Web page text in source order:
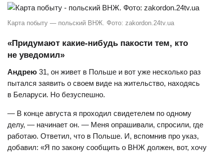
Карта побыту — польский ВНЖ. Фото: zakordon.24tv.ua
«Придумают какие-нибудь пакости тем, кто
не уведомил»
Андрею 31, он живет в Польше и вот уже несколько раз
пытался заявить о своем виде на жительство, находясь
в Беларуси. Но безуспешно.
— В конце августа я проходил свидетелем по одному
делу, — начинает он. — Меня опрашивали, спросили, где
работаю. Ответил, что в Польше. И, вспомнив про указ,
добавил: «Я по закону сообщить о ВНЖ должен, вот, хочу